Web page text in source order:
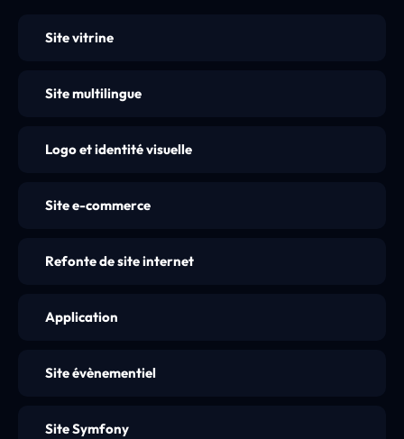
Site vitrine
Site multilingue
Logo et identité visuelle
Site e-commerce
Refonte de site internet
Application
Site évènementiel
Site Symfony